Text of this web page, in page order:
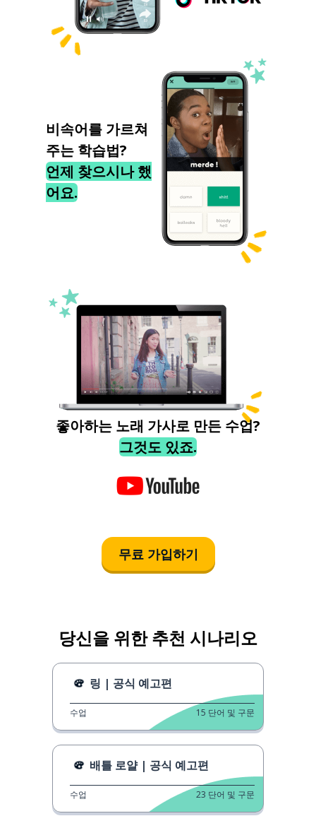
비속어를 가르쳐
주는 학습법?
언제 찾으시나 했
어요.
좋아하는 노래 가사로 만든 수업?
그것도 있죠.
무료 가입하기
당신을 위한 추천 시나리오
링 | 공식 예고편
수업 15 단어 및 구문
배틀 로얄 | 공식 예고편
수업 23 단어 및 구문